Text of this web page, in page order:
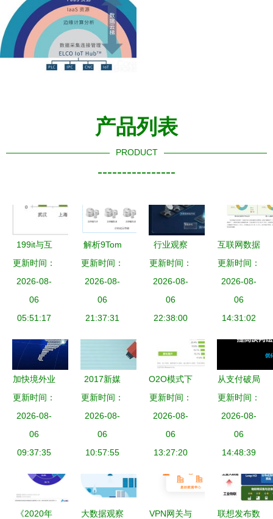
产品列表
PRODUCT
----------------
199it与互
联网数据中
心 数据服
务的新前沿
更新时间：
2026-08-
06
05:51:17
解析9Tom
数据云主机
筑就互联网
数据服务的
新地基
更新时间：
2026-08-
06
21:37:31
行业观察
卫星互联网
产业收入
90%竟然在
这里？
更新时间：
2026-08-
06
22:38:00
互联网数据
中心 199it
更新时间：
2026-08-
06
14:31:02
加快境外业
务发展 农
行将在这些
方面重点发
力 互联网
更新时间：
2026-08-
06
09:37:35
2017新媒
体创业10大
机遇 掘金
互联网数据
服务蓝海
更新时间：
2026-08-
06
10:57:55
O2O模式下
的互联网数
据中心
199it互联
网数据服务
更新时间：
2026-08-
06
13:27:20
从支付破局
到产业赋能
易宝支付韩
棋论互联网
思维下的产
更新时间：
2026-08-
06
14:48:39
《2020年
大数据观察
VPN网关与
联想发布数